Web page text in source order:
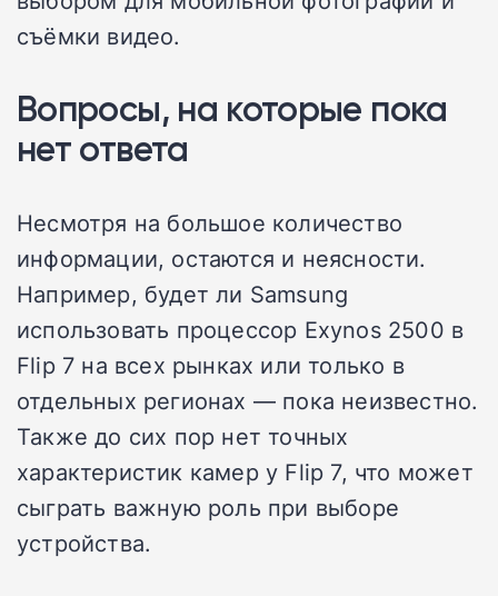
съёмки видео.
Вопросы, на которые пока
нет ответа
Несмотря на большое количество
информации, остаются и неясности.
Например, будет ли Samsung
использовать процессор Exynos 2500 в
Flip 7 на всех рынках или только в
отдельных регионах — пока неизвестно.
Также до сих пор нет точных
характеристик камер у Flip 7, что может
сыграть важную роль при выборе
устройства.